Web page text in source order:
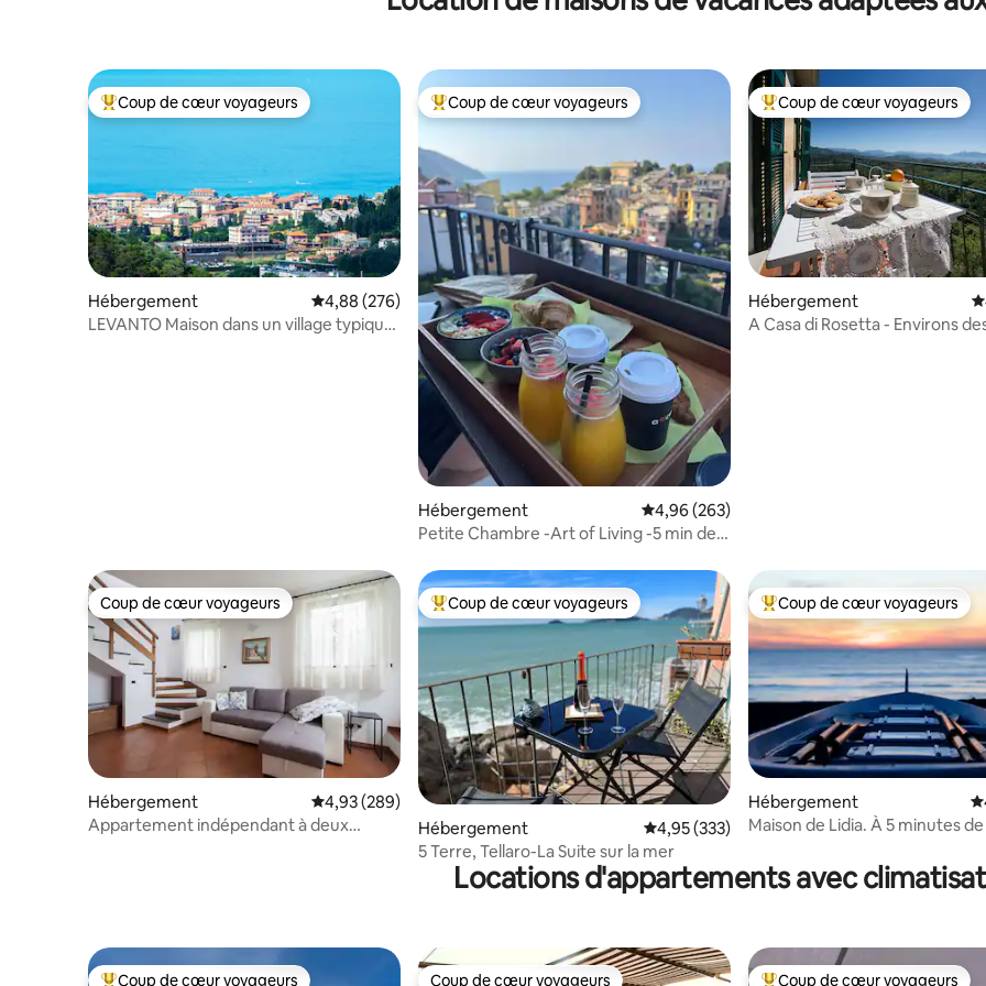
Coups de cœur voyageurs les plus appréciés
Coup de cœur voyageurs
Hébergement Évaluation moyenne sur la base de 276 commentaires : 4,88 sur 5
4,88 (276)
LEVANTO Maison dans un village typique
Coups de cœur voyageurs les plus appréciés
Coup de cœur voyageurs
Hébergement Évaluation moyenne sur la base de 263
4,96 (263)
Petite Chambre -Art of Living -5 min de
Coups de cœur voyageurs les
Coup de cœur voyageurs
Hébergement
A Casa di Rosetta - Environs
Coup de cœur voyageurs
Coup de cœur voyageurs
Hébergement Évaluation moyenne sur la base de 289 commentaires : 4,93 sur 5
4,93 (289)
Appartement indépendant à deux
Coups de cœur voyageurs les plus appréciés
Coup de cœur voyageurs
Hébergement Évaluation moyenne sur la base de 333
4,95 (333)
5 Terre, Tellaro-La Suite sur la mer
Coups de cœur voyageurs les
Coup de cœur voyageurs
Hébergement
Maison de Lidia. À 5 minutes de
Locations d'appartements avec
Coup de cœur voyageurs Coup de cœur voyageurs Coup de cœur voyageurs